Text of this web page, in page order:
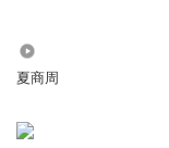
夏商周